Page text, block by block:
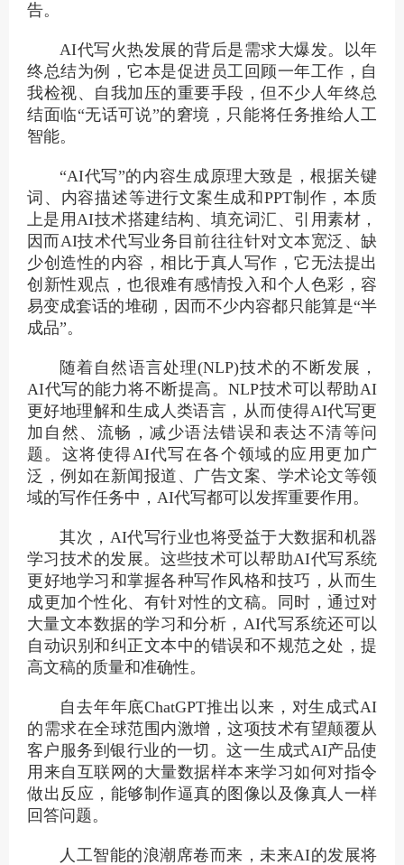
告。
AI代写火热发展的背后是需求大爆发。以年
终总结为例，它本是促进员工回顾一年工作，自
我检视、自我加压的重要手段，但不少人年终总
结面临“无话可说”的窘境，只能将任务推给人工
智能。
“AI代写”的内容生成原理大致是，根据关键
词、内容描述等进行文案生成和PPT制作，本质
上是用AI技术搭建结构、填充词汇、引用素材，
因而AI技术代写业务目前往往针对文本宽泛、缺
少创造性的内容，相比于真人写作，它无法提出
创新性观点，也很难有感情投入和个人色彩，容
易变成套话的堆砌，因而不少内容都只能算是“半
成品”。
随着自然语言处理(NLP)技术的不断发展，
AI代写的能力将不断提高。NLP技术可以帮助AI
更好地理解和生成人类语言，从而使得AI代写更
加自然、流畅，减少语法错误和表达不清等问
题。这将使得AI代写在各个领域的应用更加广
泛，例如在新闻报道、广告文案、学术论文等领
域的写作任务中，AI代写都可以发挥重要作用。
其次，AI代写行业也将受益于大数据和机器
学习技术的发展。这些技术可以帮助AI代写系统
更好地学习和掌握各种写作风格和技巧，从而生
成更加个性化、有针对性的文稿。同时，通过对
大量文本数据的学习和分析，AI代写系统还可以
自动识别和纠正文本中的错误和不规范之处，提
高文稿的质量和准确性。
自去年年底ChatGPT推出以来，对生成式AI
的需求在全球范围内激增，这项技术有望颠覆从
客户服务到银行业的一切。这一生成式AI产品使
用来自互联网的大量数据样本来学习如何对指令
做出反应，能够制作逼真的图像以及像真人一样
回答问题。
人工智能的浪潮席卷而来，未来AI的发展将